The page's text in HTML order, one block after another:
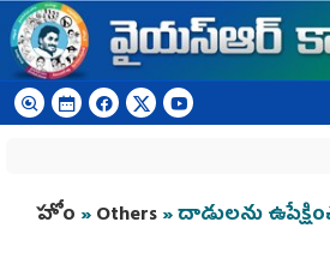
Skip to main content
You are here
హోం »Others» దాడులను